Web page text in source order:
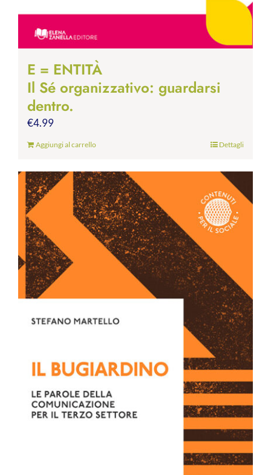
E = ENTITÀ
Il Sé organizzativo: guardarsi
dentro.
€4.99
Aggiungi al carrello Dettagli